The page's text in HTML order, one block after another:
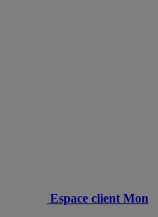
Espace client Mon